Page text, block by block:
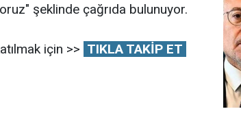
şeklinde çağrıda bulunuyor.
için >> TIKLA TAKİP ET